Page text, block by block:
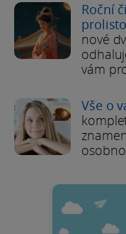
Roční
nové
vám
Vše o